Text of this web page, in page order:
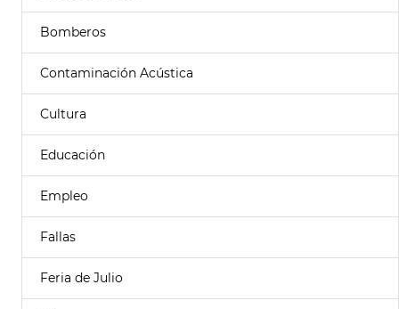
Bomberos
Contaminación Acústica
Cultura
Educación
Empleo
Fallas
Feria de Julio